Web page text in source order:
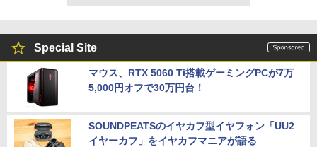
Special Site
マウス、RTX 5060 Ti搭載ゲーミングPCが7万
5,000円オフで30万円台！
SOUNDPEATSのイヤカフ型イヤフォン「UU2
イヤーカフ」をイヤカフマニアが語る